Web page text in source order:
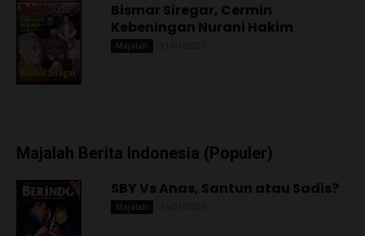
Bismar Siregar, Cermin
Kebeningan Nurani Hakim
Majalah
Majalah Berita Indonesia (Populer)
SBY Vs Anas, Santun atau Sadis?
Majalah